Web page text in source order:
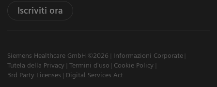
Iscriviti ora
Siemens Healthcare GmbH ©2026
Informazioni Corporate
Tutela della Privacy
Termini d'uso
Cookie Policy
3rd Party Licenses
Digital Services Act